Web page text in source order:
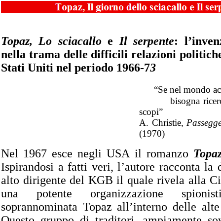
Topaz, Lo sciacalloe Il serpente:
nella trama delle difficili relazioni
Stati Uniti nel periodo 1966-73
“Se nel mondo
bisogna
scopi”
A. Christie,
(1970)
Nel 1967 esce negli USA il romanzo
Ispirandosi a fatti veri, l’autore racconta la
alto dirigente del KGB il quale rivela alla
una potente organizzazione
soprannominata Topaz all’interno delle